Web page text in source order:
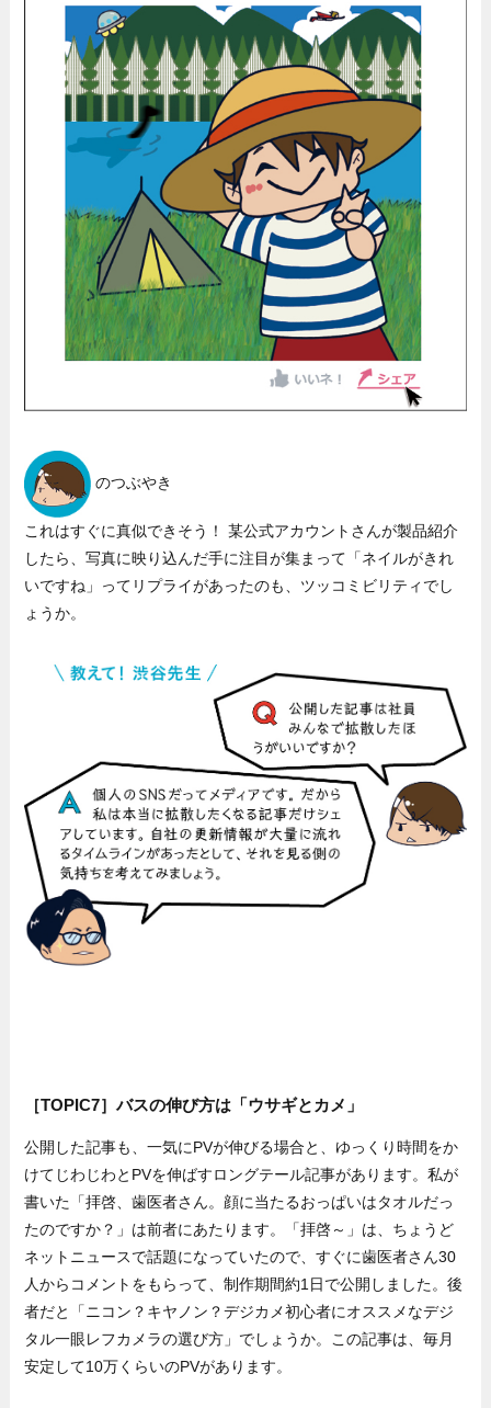
のつぶやき
これはすぐに真似できそう！ 某公式アカウントさんが製品紹介
したら、写真に映り込んだ手に注目が集まって「ネイルがきれ
いですね」ってリプライがあったのも、ツッコミビリティでし
ょうか。
［TOPIC7］バスの伸び方は「ウサギとカメ」
公開した記事も、一気にPVが伸びる場合と、ゆっくり時間をか
けてじわじわとPVを伸ばすロングテール記事があります。私が
書いた「拝啓、歯医者さん。顔に当たるおっぱいはタオルだっ
たのですか？」は前者にあたります。「拝啓～」は、ちょうど
ネットニュースで話題になっていたので、すぐに歯医者さん30
人からコメントをもらって、制作期間約1日で公開しました。後
者だと「ニコン？キヤノン？デジカメ初心者にオススメなデジ
タル一眼レフカメラの選び方」でしょうか。この記事は、毎月
安定して10万くらいのPVがあります。